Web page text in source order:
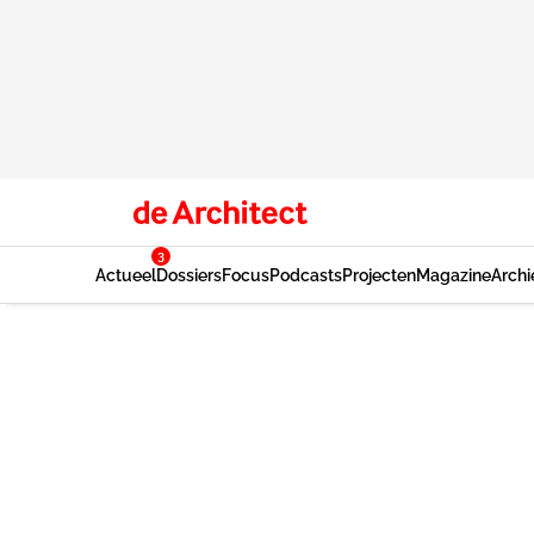
Actueel
3
DossiersFocusPodcastsProjectenMagazine